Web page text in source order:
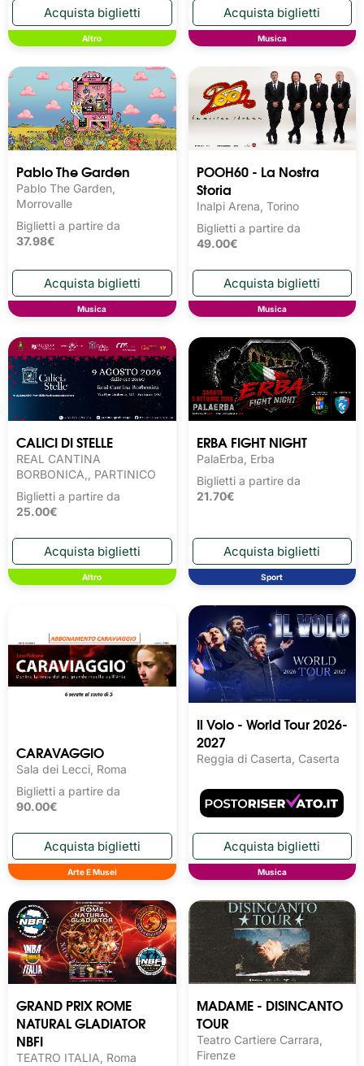
Altro Musica
Pablo The Garden
Pablo The Garden,
Morrovalle
Biglietti a partire da
37.98€
Musica
POOH60 - La Nostra
Storia
Inalpi Arena, Torino
Biglietti a partire da
49.00€
Musica
CALICI DI STELLE
REAL CANTINA
BORBONICA,, PARTINICO
Biglietti a partire da
25.00€
Altro
ERBA FIGHT NIGHT
PalaErba, Erba
Biglietti a partire da
21.70€
Sport
CARAVAGGIO
Sala dei Lecci, Roma
Biglietti a partire da
90.00€
Arte E Musei
Il Volo - World Tour 2026-
2027
Reggia di Caserta, Caserta
Musica
GRAND PRIX ROME
NATURAL GLADIATOR
NBFI
TEATRO ITALIA, Roma
MADAME - DISINCANTO
TOUR
Teatro Cartiere Carrara,
Firenze